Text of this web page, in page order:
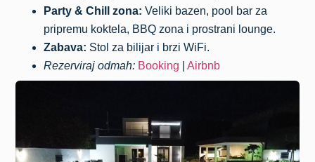
Party & Chill zona: Veliki bazen, pool bar za
pripremu koktela, BBQ zona i prostrani lounge.
Zabava: Stol za bilijar i brzi WiFi.
Rezerviraj odmah: Booking |Airbnb